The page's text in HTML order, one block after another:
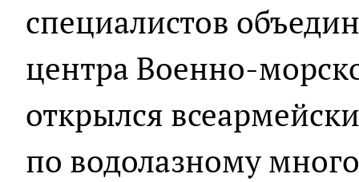
специалистов
центра Военно-
открылся
по водолазному